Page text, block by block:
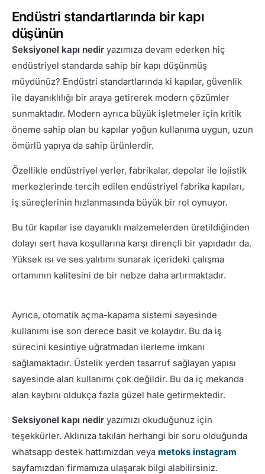
Endüstri standartlarında bir kapı
düşünün
Seksiyonel kapı nediryazımıza devam ederken hiç
endüstriyel standarda sahip bir kapı düşünmüş
müydünüz? Endüstri standartlarında ki kapılar, güvenlik
ile dayanıklılığı bir araya getirerek modern çözümler
sunmaktadır. Modern ayrıca büyük işletmeler için kritik
öneme sahip olan bu kapılar yoğun kullanıma uygun, uzun
ömürlü yapıya da sahip ürünlerdir.
Özellikle endüstriyel yerler, fabrikalar, depolar ile lojistik
merkezlerinde tercih edilen endüstriyel fabrika kapıları,
iş süreçlerinin hızlanmasında büyük bir rol oynuyor.
Bu tür kapılar ise dayanıklı malzemelerden üretildiğinden
dolayı sert hava koşullarına karşı dirençli bir yapıdadır da.
Yüksek ısı ve ses yalıtımı sunarak içerideki çalışma
ortamının kalitesini de bir nebze daha artırmaktadır.
Ayrıca, otomatik açma-kapama sistemi sayesinde
kullanımı ise son derece basit ve kolaydır. Bu da iş
sürecini kesintiye uğratmadan ilerleme imkanı
sağlamaktadır. Üstelik yerden tasarruf sağlayan yapısı
sayesinde alan kullanımı çok değildir. Bu da iç mekanda
alan kaybını oldukça fazla güzel hale getirmektedir.
Seksiyonel kapı nediryazımızı okuduğunuz için
teşekkürler. Aklınıza takılan herhangi bir soru olduğunda
whatsapp destek hattımızdan veya metoks instagram
sayfamızdan firmamıza ulaşarak bilgi alabilirsiniz.